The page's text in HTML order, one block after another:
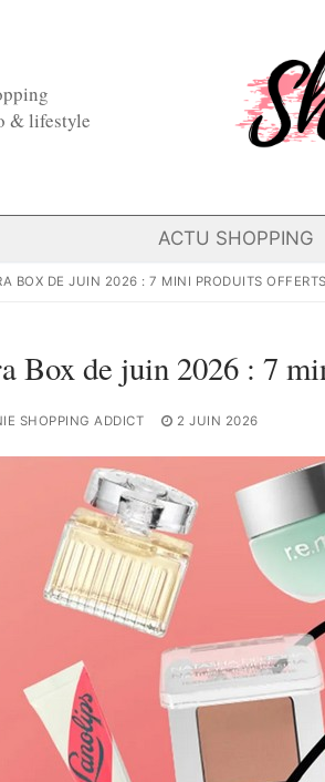
& lifestyle
ACTU SHOPPING
BOX DE JUIN 2026 : 7 MINI PRODUITS
Box de juin 2026 : 7
SHOPPING ADDICT 2 JUIN 2026